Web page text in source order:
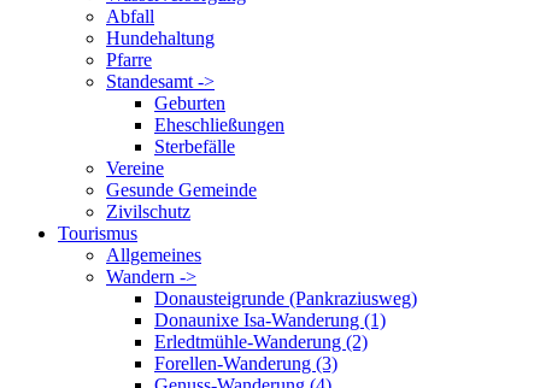
Abfall
Hundehaltung
Pfarre
Standesamt ->
Geburten
Eheschließungen
Sterbefälle
Vereine
Gesunde Gemeinde
Zivilschutz
Tourismus
Allgemeines
Wandern ->
Donausteigrunde (Pankraziusweg)
Donaunixe Isa-Wanderung (1)
Erledtmühle-Wanderung (2)
Forellen-Wanderung (3)